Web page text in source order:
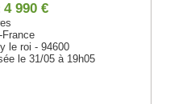
4 990 €
France
le roi - 94600
le 31/05 à 19h05